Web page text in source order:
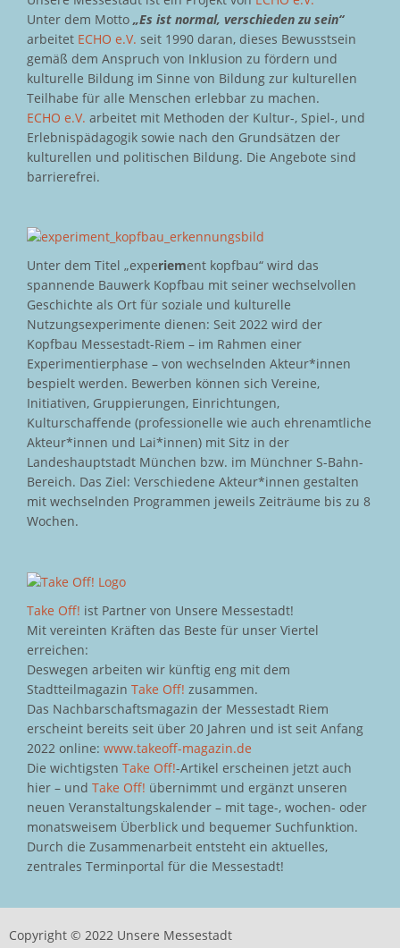
Unter dem Motto „Es ist normal, verschieden zu sein“
arbeitet ECHO e.V. seit 1990 daran, dieses Bewusstsein
gemäß dem Anspruch von Inklusion zu fördern und
kulturelle Bildung im Sinne von Bildung zur kulturellen
Teilhabe für alle Menschen erlebbar zu machen.
ECHO e.V. arbeitet mit Methoden der Kultur-, Spiel-, und
Erlebnispädagogik sowie nach den Grundsätzen der
kulturellen und politischen Bildung. Die Angebote sind
barrierefrei.
Unter dem Titel „experiement kopfbau“ wird das
spannende Bauwerk Kopfbau mit seiner wechselvollen
Geschichte als Ort für soziale und kulturelle
Nutzungsexperimente dienen: Seit 2022 wird der
Kopfbau Messestadt-Riem – im Rahmen einer
Experimentierphase – von wechselnden Akteur*innen
bespielt werden. Bewerben können sich Vereine,
Initiativen, Gruppierungen, Einrichtungen,
Kulturschaffende (professionelle wie auch ehrenamtliche
Akteur*innen und Lai*innen) mit Sitz in der
Landeshauptstadt München bzw. im Münchner S-Bahn-
Bereich. Das Ziel: Verschiedene Akteur*innen gestalten
mit wechselnden Programmen jeweils Zeiträume bis zu 8
Wochen.
Take Off! ist Partner von Unsere Messestadt!
Mit vereinten Kräften das Beste für unser Viertel
erreichen:
Deswegen arbeiten wir künftig eng mit dem
Stadtteilmagazin Take Off! zusammen.
Das Nachbarschaftsmagazin der Messestadt Riem
erscheint bereits seit über 20 Jahren und ist seit Anfang
2022 online: www.takeoff-magazin.de
Die wichtigsten Take Off!-Artikel erscheinen jetzt auch
hier – und Take Off! übernimmt und ergänzt unseren
neuen Veranstaltungskalender – mit tage-, wochen- oder
monatsweisem Überblick und bequemer Suchfunktion.
Durch die Zusammenarbeit entsteht ein aktuelles,
zentrales Terminportal für die Messestadt!
Copyright © 2022 Unsere Messestadt